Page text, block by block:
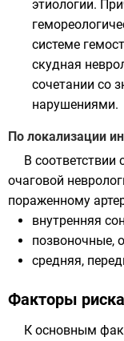
этиологии.
системе
скудная
сочетании со
нарушениями.
По локализации
В соответствии
очаговой
пораженному
внутренняя
позвоночные,
средняя,
Факторы риска
К основным